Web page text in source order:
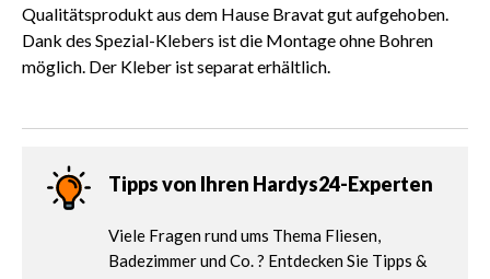
Qualitätsprodukt aus dem Hause Bravat gut aufgehoben.
Dank des Spezial-Klebers ist die Montage ohne Bohren
möglich. Der Kleber ist separat erhältlich.
Tipps von Ihren Hardys24-Experten
Viele Fragen rund ums Thema Fliesen,
Badezimmer und Co. ? Entdecken Sie Tipps &